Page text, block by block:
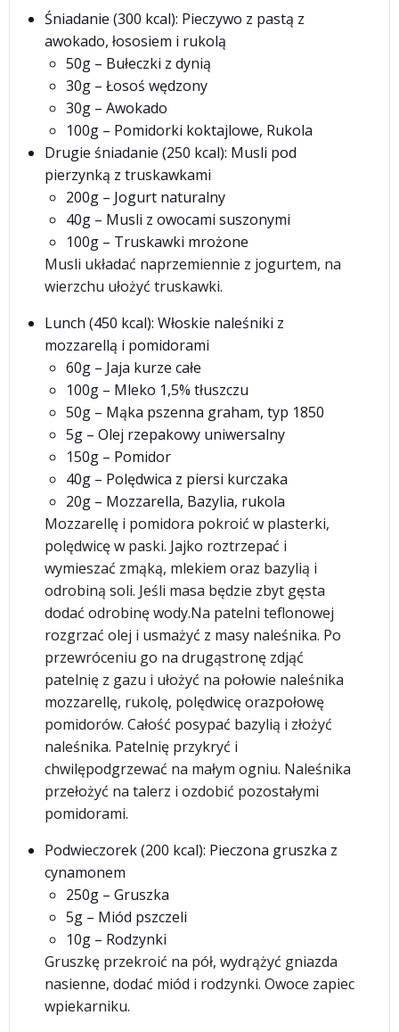
Śniadanie (300 kcal): Pieczywo z pastą z
awokado, łososiem i rukolą
50g – Bułeczki z dynią
30g – Łosoś wędzony
30g – Awokado
100g – Pomidorki koktajlowe, Rukola
Drugie śniadanie (250 kcal): Musli pod
pierzynką z truskawkami
200g – Jogurt naturalny
40g – Musli z owocami suszonymi
100g – Truskawki mrożone
Musli układać naprzemiennie z jogurtem, na
wierzchu ułożyć truskawki.
Lunch (450 kcal): Włoskie naleśniki z
mozzarellą i pomidorami
60g – Jaja kurze całe
100g – Mleko 1,5% tłuszczu
50g – Mąka pszenna graham, typ 1850
5g – Olej rzepakowy uniwersalny
150g – Pomidor
40g – Polędwica z piersi kurczaka
20g – Mozzarella, Bazylia, rukola
Mozzarellę i pomidora pokroić w plasterki,
polędwicę w paski. Jajko roztrzepać i
wymieszać zmąką, mlekiem oraz bazylią i
odrobiną soli. Jeśli masa będzie zbyt gęsta
dodać odrobinę wody.Na patelni teflonowej
rozgrzać olej i usmażyć z masy naleśnika. Po
przewróceniu go na drugąstronę zdjąć
patelnię z gazu i ułożyć na połowie naleśnika
mozzarellę, rukolę, polędwicę orazpołowę
pomidorów. Całość posypać bazylią i złożyć
naleśnika. Patelnię przykryć i
chwilępodgrzewać na małym ogniu. Naleśnika
przełożyć na talerz i ozdobić pozostałymi
pomidorami.
Podwieczorek (200 kcal): Pieczona gruszka z
cynamonem
250g – Gruszka
5g – Miód pszczeli
10g – Rodzynki
Gruszkę przekroić na pół, wydrążyć gniazda
nasienne, dodać miód i rodzynki. Owoce zapiec
wpiekarniku.